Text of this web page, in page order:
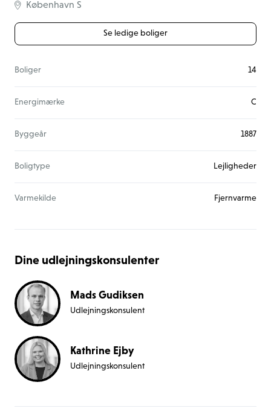
København S
Se ledige boliger
Boliger 14
Energimærke C
Byggeår 1887
Boligtype Lejligheder
Varmekilde Fjernvarme
Dine udlejningskonsulenter
Mads Gudiksen
Udlejningskonsulent
Kathrine Ejby
Udlejningskonsulent